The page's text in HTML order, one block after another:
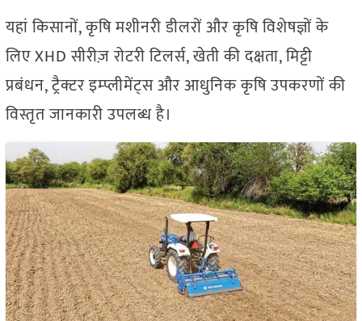
यहां किसानों, कृषि मशीनरी डीलरों और कृषि विशेषज्ञों के
लिए XHD सीरीज़ रोटरी टिलर्स, खेती की दक्षता, मिट्टी
प्रबंधन, ट्रैक्टर इम्प्लीमेंट्स और आधुनिक कृषि उपकरणों की
विस्तृत जानकारी उपलब्ध है।